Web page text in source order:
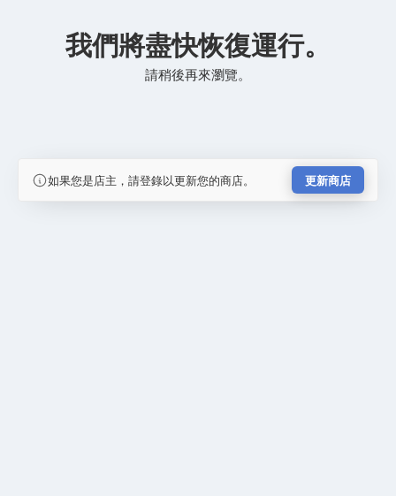
我們將盡快恢復運行。
請稍後再來瀏覽。
如果您是店主，請登錄以更新您的商店。 更新商店